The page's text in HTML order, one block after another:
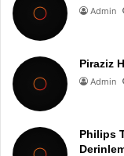
Admin
Piraziz
Admin
Philips